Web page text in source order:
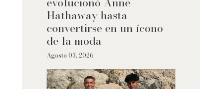
Hathaway hasta
convertirse en un ícono
de la moda
Agosto 03, 2026